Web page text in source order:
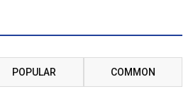
POPULAR COMMON